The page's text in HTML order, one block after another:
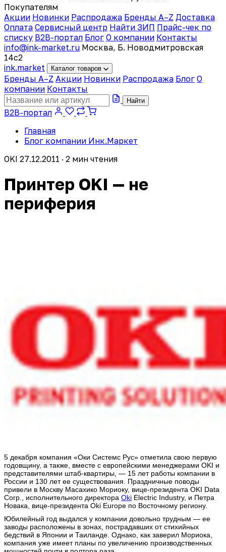
Покупателям
Акции Новинки Распродажа Бренды A–Z Доставка
Оплата Сервисный центр Найти ЗИП Прайс-чек по
списку B2B-портал Блог О компании Контакты
info@ink-market.ru Москва, Б. Новодмитровская
14с2
ink.market Каталог товаров
Бренды A–Z Акции Новинки Распродажа Блог О
компании Контакты
Найти
B2B-портал
Главная
Блог компании Инк.Маркет
OKI 27.12.2011 · 2 мин чтения
Принтер OKI — не
периферия
5 декабря компания «Оки Системс Рус» отметила свою первую
годовщину, а также, вместе с европейскими менеджерами OKI и
представителями штаб-квартиры, — 15 лет работы компании в
России и 130 лет ее существования. Праздничные поводы
привели в Москву Масахико Мориоку, вице-президента OKI Data
Corp., исполнительного директора Oki Electric Industry, и Петра
Новака, вице-президента Oki Europe по Восточному региону.
Юбилейный год выдался у компании довольно трудным — ее
заводы расположены в зонах, пострадавших от стихийных
бедствий в Японии и Таиланде. Однако, как заверил Мориока,
компания уже имеет планы по увеличению производственных